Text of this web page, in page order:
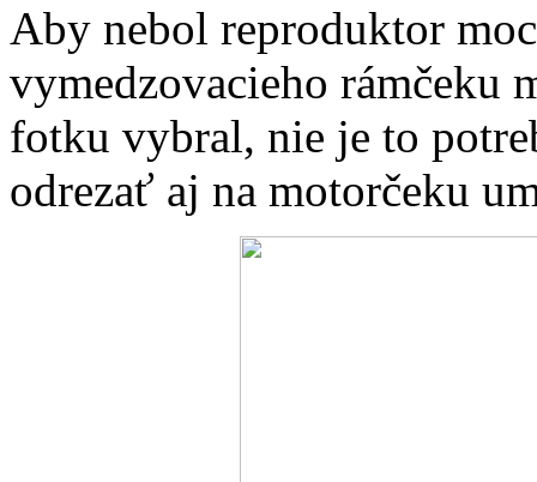
Aby nebol reproduktor
vymedzovacieho rámčeku
fotku vybral, nie je to
odrezať aj na motorčeku